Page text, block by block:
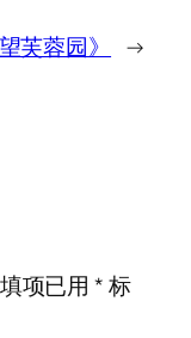
芙蓉园》 →
项已用*标